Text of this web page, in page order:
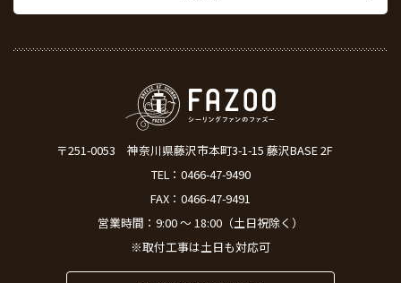
〒251-0053
神奈川県藤沢市本町3-1-15 藤沢BASE 2F
TEL： 0466-47-9490
FAX：0466-47-9491
営業時間：9:00 ～ 18:00（土日祝除く）
※取付工事は土日も対応可